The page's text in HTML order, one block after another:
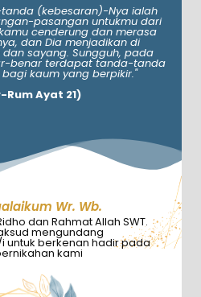
(kebesaran)-Nya ialah
pasangan untukmu dari
cenderung dan merasa
dan Dia menjadikan di
sayang. Sungguh, pada
benar terdapat tanda-tanda
kaum yang berpikir."
Rum Ayat 21)
Wr. Wb.
dan Rahmat Allah SWT.
mengundang
untuk berkenan hadir pada
kami